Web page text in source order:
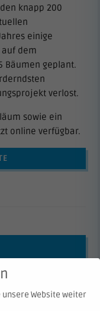
knapp 200
einige
dem
Bäumen geplant.
verlost.
sowie ein
online verfügbar.
Website weiter